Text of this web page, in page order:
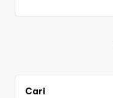
pos
Cari